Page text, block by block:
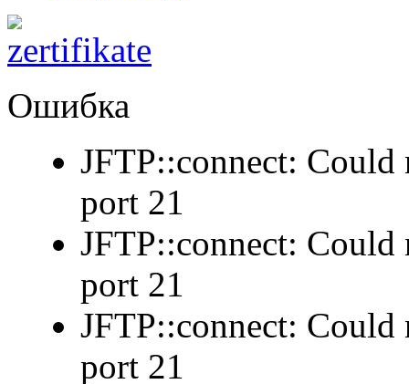
Ошибка
JFTP::connect:
port 21
JFTP::connect:
port 21
JFTP::connect:
port 21